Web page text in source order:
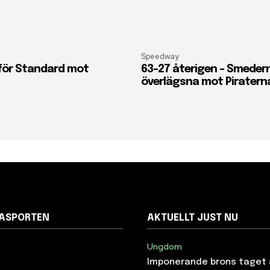
Standard mot
Speedway
63-27 återigen –
överlägsna mot
AKTUELLT JUST NU
Ungdom
Imponerande brons taget